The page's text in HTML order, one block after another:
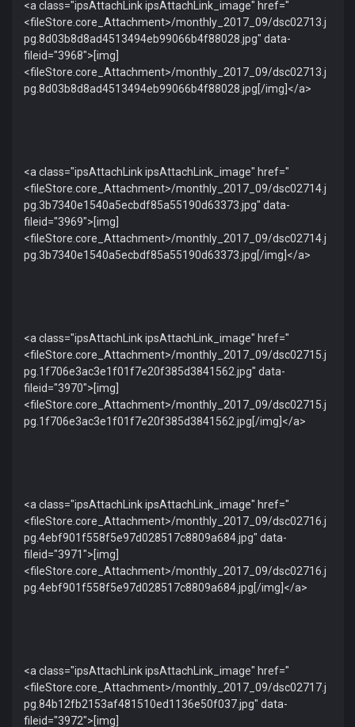
<a class="ipsAttachLink ipsAttachLink_image" href="
<fileStore.core_Attachment>/monthly_2017_09/dsc02713.j
pg.8d03b8d8ad4513494eb99066b4f88028.jpg" data-
fileid="3968">[img]
<fileStore.core_Attachment>/monthly_2017_09/dsc02713.j
pg.8d03b8d8ad4513494eb99066b4f88028.jpg[/img]</a>
<a class="ipsAttachLink ipsAttachLink_image" href="
<fileStore.core_Attachment>/monthly_2017_09/dsc02714.j
pg.3b7340e1540a5ecbdf85a55190d63373.jpg" data-
fileid="3969">[img]
<fileStore.core_Attachment>/monthly_2017_09/dsc02714.j
pg.3b7340e1540a5ecbdf85a55190d63373.jpg[/img]</a>
<a class="ipsAttachLink ipsAttachLink_image" href="
<fileStore.core_Attachment>/monthly_2017_09/dsc02715.j
pg.1f706e3ac3e1f01f7e20f385d3841562.jpg" data-
fileid="3970">[img]
<fileStore.core_Attachment>/monthly_2017_09/dsc02715.j
pg.1f706e3ac3e1f01f7e20f385d3841562.jpg[/img]</a>
<a class="ipsAttachLink ipsAttachLink_image" href="
<fileStore.core_Attachment>/monthly_2017_09/dsc02716.j
pg.4ebf901f558f5e97d028517c8809a684.jpg" data-
fileid="3971">[img]
<fileStore.core_Attachment>/monthly_2017_09/dsc02716.j
pg.4ebf901f558f5e97d028517c8809a684.jpg[/img]</a>
<a class="ipsAttachLink ipsAttachLink_image" href="
<fileStore.core_Attachment>/monthly_2017_09/dsc02717.j
pg.84b12fb2153af481510ed1136e50f037.jpg" data-
fileid="3972">[img]